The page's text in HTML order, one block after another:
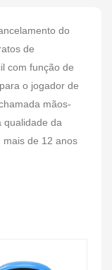
do
de
com função de
o jogador de
mãos-
qualidade da
mais de 12 anos